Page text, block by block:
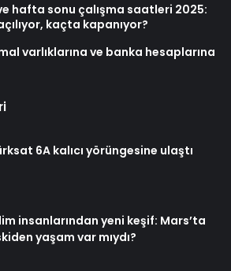
hafta sonu çalışma saatleri 2025:
kaçta kapanıyor?
varlıklarına ve banka hesaplarına
6A kalıcı yörüngesine ulaştı
insanlarından yeni keşif: Mars’ta
yaşam var mıydı?